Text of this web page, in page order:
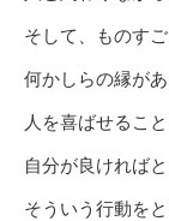
そして、ものす
何かしらの縁が
人を喜ばせるこ
自分が良ければと
そういう行動を